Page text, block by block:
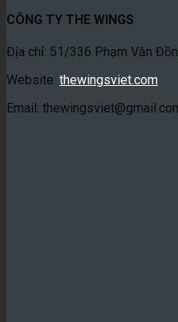
CÔNG TY THE WINGS
Địa chỉ: 51/336 Phạm Văn
Website: thewingsviet.com
Email: